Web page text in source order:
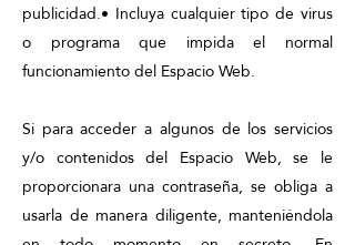
publicidad.• Incluya cualquier tipo de virus
o programa que impida el normal
funcionamiento del Espacio Web.
Si para acceder a algunos de los servicios
y/o contenidos del Espacio Web, se le
proporcionara una contraseña, se obliga a
usarla de manera diligente, manteniéndola